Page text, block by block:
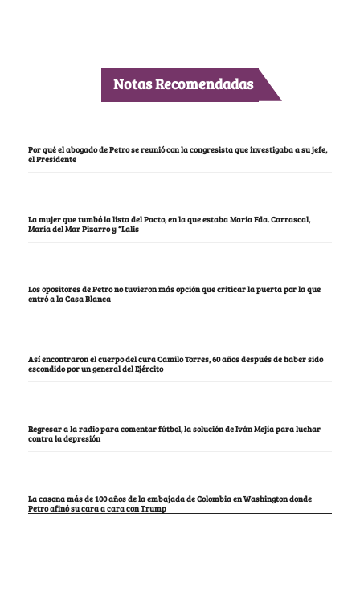
Notas Recomendadas
Por qué el abogado de Petro se reunió con la congresista que investigaba a su jefe,
el Presidente
La mujer que tumbó la lista del Pacto, en la que estaba María Fda. Carrascal,
María del Mar Pizarro y “Lalis
Los opositores de Petro no tuvieron más opción que criticar la puerta por la que
entró a la Casa Blanca
Así encontraron el cuerpo del cura Camilo Torres, 60 años después de haber sido
escondido por un general del Ejército
Regresar a la radio para comentar fútbol, la solución de Iván Mejía para luchar
contra la depresión
La casona más de 100 años de la embajada de Colombia en Washington donde
Petro afinó su cara a cara con Trump